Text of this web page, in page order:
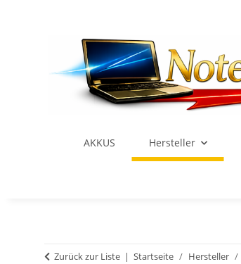
AKKUS Hersteller
Zurück zur Liste Startseite Hersteller